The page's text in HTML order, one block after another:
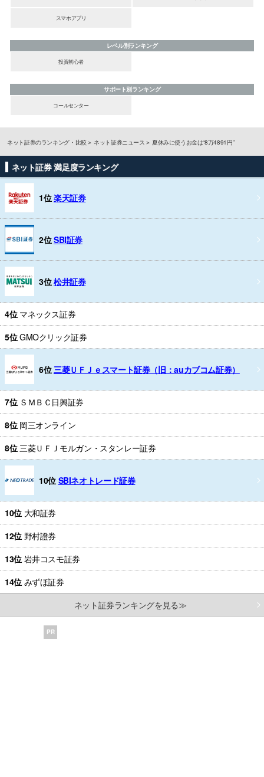
スマホアプリ
レベル別ランキング
投資初心者
サポート別ランキング
コールセンター
ネット証券のランキング・比較 ネット証券ニュース 夏休みに使うお金は“8万4891円”
ネット証券 満足度ランキング
1位楽天証券
2位SBI証券
3位松井証券
4位 マネックス証券
5位GMOクリック証券
6位三菱ＵＦＪｅスマート証券（旧：auカブコム証券）
7位 ＳＭＢＣ日興証券
8位 岡三オンライン
8位三菱ＵＦＪモルガン・スタンレー証券
10位 SBIネオトレード証券
10位 大和証券
12位 野村證券
13位 岩井コスモ証券
14位 みずほ証券
ネット証券ランキングを見る≫
PR